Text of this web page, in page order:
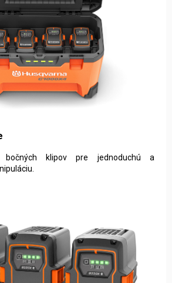
bočných klipov pre jednoduchú a